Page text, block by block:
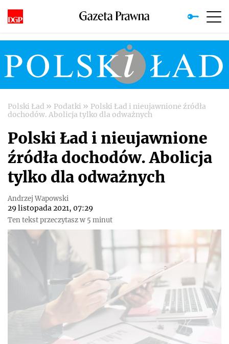
Polski Ład » Podatki » Polski Ład i nieujawnione źródła
dochodów. Abolicja tylko dla odważnych
Polski Ład i nieujawnione
źródła dochodów. Abolicja
tylko dla odważnych
Andrzej Wapowski
29 listopada 2021, 07:29
Ten tekst przeczytasz w 5 minut